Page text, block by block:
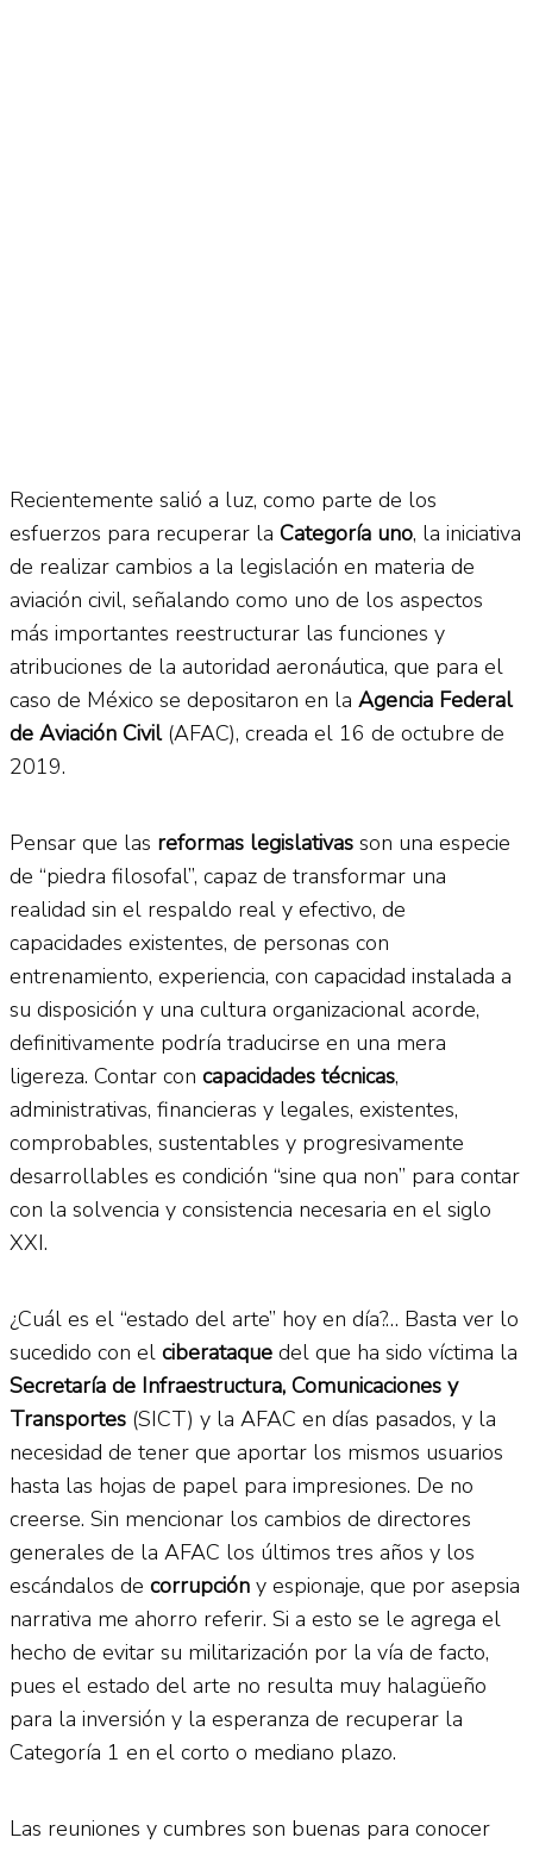
Recientemente salió a luz, como parte de los
esfuerzos para recuperar la Categoría uno, la iniciativa
de realizar cambios a la legislación en materia de
aviación civil, señalando como uno de los aspectos
más importantes reestructurar las funciones y
atribuciones de la autoridad aeronáutica, que para el
caso de México se depositaron en la Agencia Federal
de Aviación Civil(AFAC), creada el 16 de octubre de
2019.
Pensar que las reformas legislativas son una especie
de “piedra filosofal”, capaz de transformar una
realidad sin el respaldo real y efectivo, de
capacidades existentes, de personas con
entrenamiento, experiencia, con capacidad instalada a
su disposición y una cultura organizacional acorde,
definitivamente podría traducirse en una mera
ligereza. Contar con capacidades técnicas,
administrativas, financieras y legales, existentes,
comprobables, sustentables y progresivamente
desarrollables es condición “sine qua non” para contar
con la solvencia y consistencia necesaria en el siglo
XXI.
¿Cuál es el “estado del arte” hoy en día?… Basta ver lo
sucedido con el ciberataque del que ha sido víctima la
Secretaría de Infraestructura, Comunicaciones y
Transportes (SICT) y la AFAC en días pasados, y la
necesidad de tener que aportar los mismos usuarios
hasta las hojas de papel para impresiones. De no
creerse. Sin mencionar los cambios de directores
generales de la AFAC los últimos tres años y los
escándalos de corrupción y espionaje, que por asepsia
narrativa me ahorro referir. Si a esto se le agrega el
hecho de evitar su militarización por la vía de facto,
pues el estado del arte no resulta muy halagüeño
para la inversión y la esperanza de recuperar la
Categoría 1 en el corto o mediano plazo.
Las reuniones y cumbres son buenas para conocer